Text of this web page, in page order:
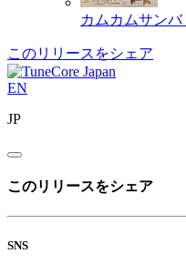
カムカムサンバ
このリリースをシェア
EN
JP
このリリースをシェア
SNS